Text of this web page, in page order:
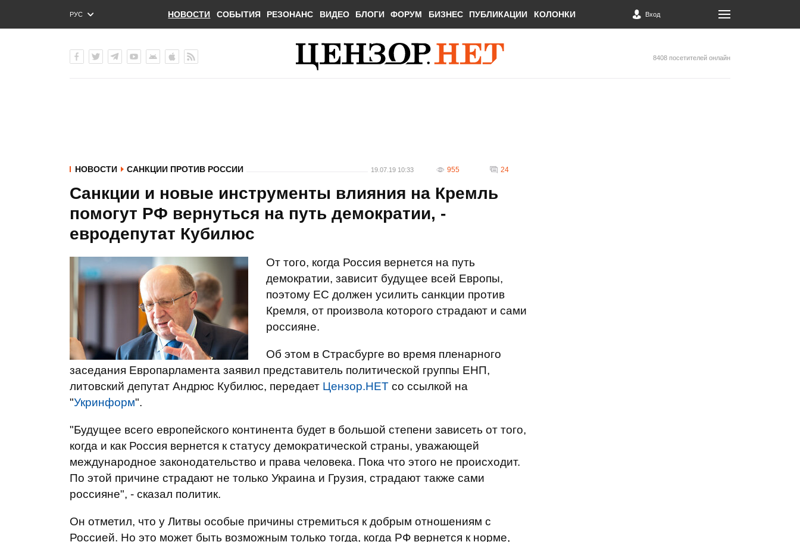
РУС
ENG
НОВОСТИ СОБЫТИЯ РЕЗОНАНС ВИДЕО БЛОГИ ФОРУМ БИЗНЕС ПУБЛИКАЦИИ КОЛОНКИ Вход
8408 посетителей онлайн
НОВОСТИ САНКЦИИ ПРОТИВ РОССИИ 19.07.19 10:33 955 24
Санкции и новые инструменты влияния на Кремль
помогут РФ вернуться на путь демократии, -
евродепутат Кубилюс
От того, когда Россия вернется на путь
демократии, зависит будущее всей Европы,
поэтому ЕС должен усилить санкции против
Кремля, от произвола которого страдают и сами
россияне.
Об этом в Страсбурге во время пленарного
заседания Европарламента заявил представитель политической группы ЕНП,
литовский депутат Андрюс Кубилюс, передает Цензор.НЕТ со ссылкой на
"Укринформ".
"Будущее всего европейского континента будет в большой степени зависеть от того,
когда и как Россия вернется к статусу демократической страны, уважающей
международное законодательство и права человека. Пока что этого не происходит.
По этой причине страдают не только Украина и Грузия, страдают также сами
россияне", - сказал политик.
Он отметил, что у Литвы особые причины стремиться к добрым отношениям с
Россией. Но это может быть возможным только тогда, когда РФ вернется к норме,